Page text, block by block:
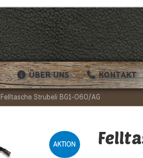
ÜBER UNS KONTAKT
Felltasche Strubeli BG1-060/AG
AKTION